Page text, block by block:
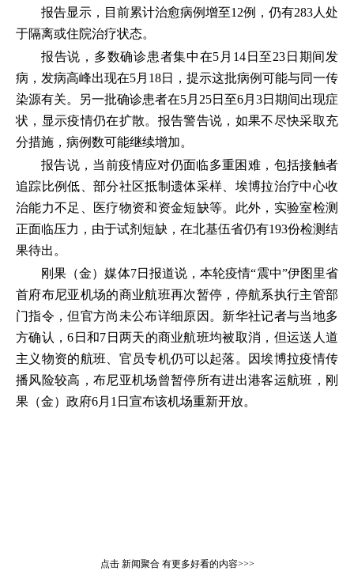
报告显示，目前累计治愈病例增至12例，仍有283人处
于隔离或住院治疗状态。
报告说，多数确诊患者集中在5月14日至23日期间发
病，发病高峰出现在5月18日，提示这批病例可能与同一传
染源有关。另一批确诊患者在5月25日至6月3日期间出现症
状，显示疫情仍在扩散。报告警告说，如果不尽快采取充
分措施，病例数可能继续增加。
报告说，当前疫情应对仍面临多重困难，包括接触者
追踪比例低、部分社区抵制遗体采样、埃博拉治疗中心收
治能力不足、医疗物资和资金短缺等。此外，实验室检测
正面临压力，由于试剂短缺，在北基伍省仍有193份检测结
果待出。
刚果（金）媒体7日报道说，本轮疫情“震中”伊图里省
首府布尼亚机场的商业航班再次暂停，停航系执行主管部
门指令，但官方尚未公布详细原因。新华社记者与当地多
方确认，6日和7日两天的商业航班均被取消，但运送人道
主义物资的航班、官员专机仍可以起落。因埃博拉疫情传
播风险较高，布尼亚机场曾暂停所有进出港客运航班，刚
果（金）政府6月1日宣布该机场重新开放。
点击 新闻聚合有更多好看的内容>>>